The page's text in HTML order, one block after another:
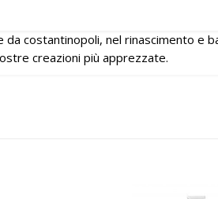
costantinopoli, nel rinascimento e
creazioni più apprezzate.